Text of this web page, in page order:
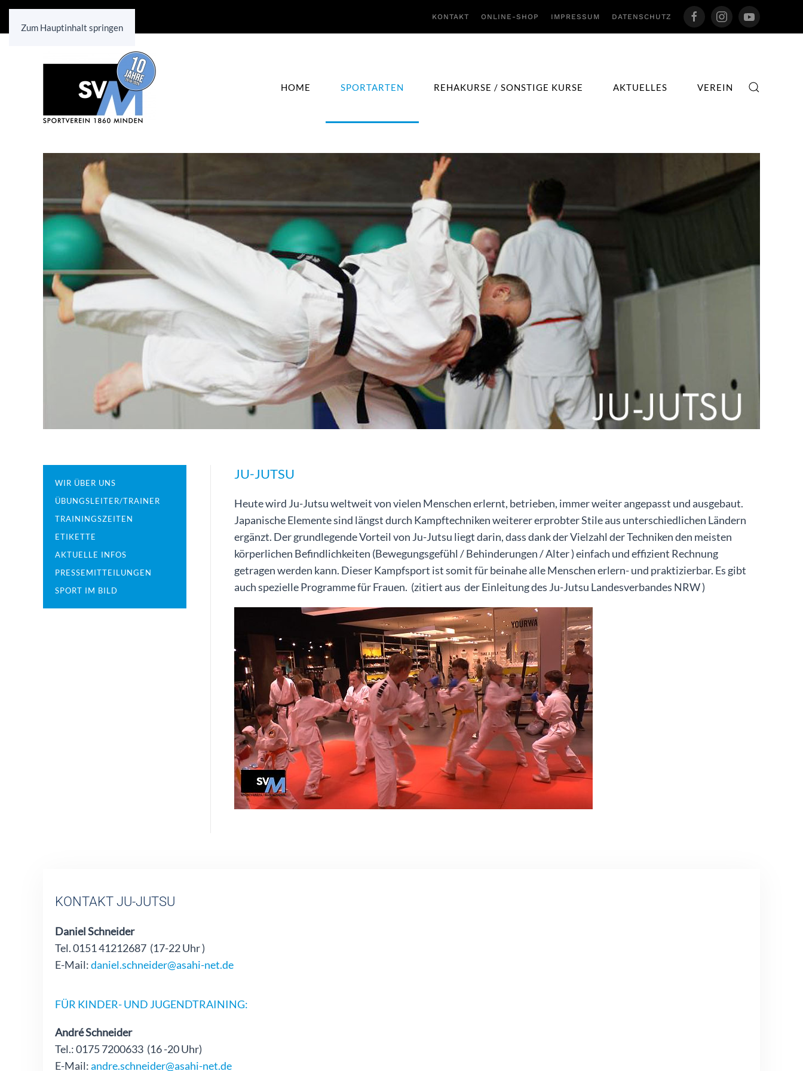
Zum Hauptinhalt springen
KONTAKT ONLINE-SHOP IMPRESSUM DATENSCHUTZ
HOME SPORTARTEN REHAKURSE / SONSTIGE KURSE AKTUELLES VEREIN
JU-JUTSU
Heute wird Ju-Jutsu weltweit von vielen Menschen erlernt, betrieben, immer weiter angepasst und ausgebaut.
Japanische Elemente sind längst durch Kampftechniken weiterer erprobter Stile aus unterschiedlichen Ländern
ergänzt. Der grundlegende Vorteil von Ju-Jutsu liegt darin, dass dank der Vielzahl der Techniken den meisten
körperlichen Befindlichkeiten (Bewegungsgefühl / Behinderungen / Alter ) einfach und effizient Rechnung
getragen werden kann. Dieser Kampfsport ist somit für beinahe alle Menschen erlern- und praktizierbar. Es gibt
auch spezielle Programme für Frauen. (zitiert aus der Einleitung des Ju-Jutsu Landesverbandes NRW )
WIR ÜBER UNS
ÜBUNGSLEITER/TRAINER
TRAININGSZEITEN
ETIKETTE
AKTUELLE INFOS
PRESSEMITTEILUNGEN
SPORT IM BILD
KONTAKT JU-JUTSU
Daniel Schneider
Tel. 0151 41212687 (17-22 Uhr )
E-Mail:daniel.schneider@asahi-net.de
FÜR KINDER- UND JUGENDTRAINING:
André Schneider
Tel.: 0175 7200633 (16 -20 Uhr)
E-Mail:andre.schneider@asahi-net.de